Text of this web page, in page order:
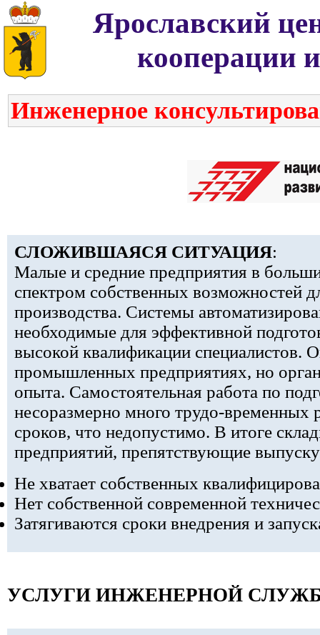
Ярославский
кооперации
Инженерное
СЛОЖИВШАЯСЯ СИТУАЦИЯ:
Малые и средние предприятия в
спектром собственных возможностей
производства. Системы
необходимые для эффективной
высокой квалификации специалистов.
промышленных предприятиях, но
опыта. Самостоятельная работа по
несоразмерно много трудо-временных
сроков, что недопустимо. В итоге
предприятий, препятствующие
Не хватает собственных
Нет собственной современной
Затягиваются сроки внедрения и
УСЛУГИ ИНЖЕНЕРНОЙ